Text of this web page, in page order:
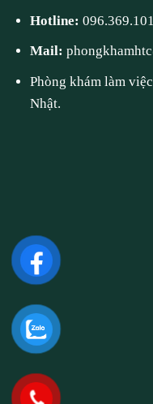
Hotline:
Mail:
Phòng khám làm
Nhật.